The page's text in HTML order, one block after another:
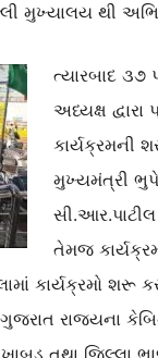
મુખ્યાલય થી
ત્યારબાદ
અધ્યક્ષ દ્વારા
કાર્યક્રમની
મુખ્યમંત્રી
સી.આર.પાટીલ
તેમજ
કાર્યક્રમો શરૂ
રાજ્યના